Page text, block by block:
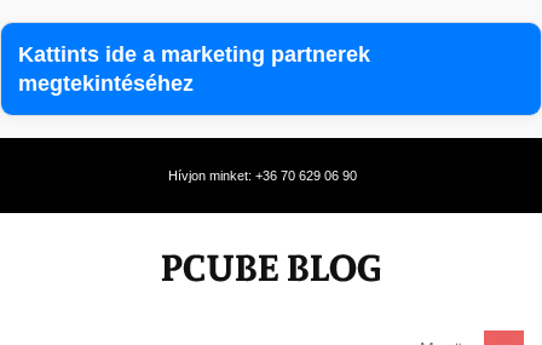
Kattints ide a marketing partnerek
megtekintéséhez
Hívjon minket: +36 70 629 06 90